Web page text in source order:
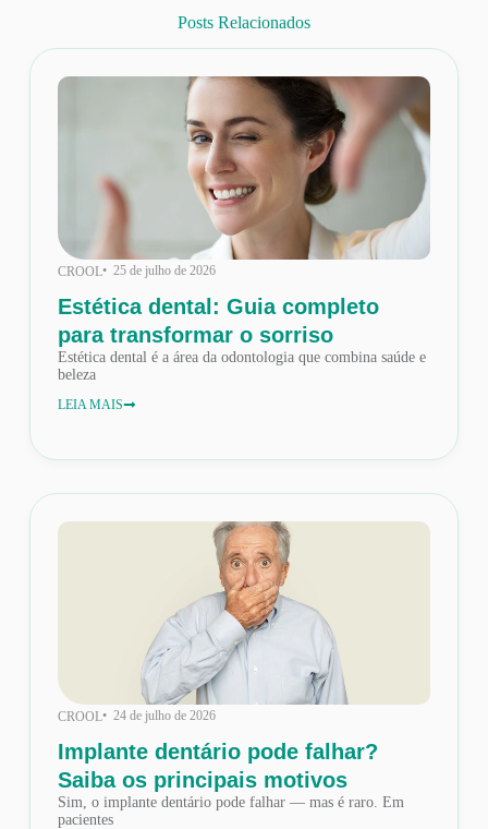
Posts Relacionados
CROOL• 25 de julho de 2026
Estética dental: Guia completo
para transformar o sorriso
Estética dental é a área da odontologia que combina saúde e
beleza
LEIA MAIS
CROOL• 24 de julho de 2026
Implante dentário pode falhar?
Saiba os principais motivos
Sim, o implante dentário pode falhar — mas é raro. Em
pacientes